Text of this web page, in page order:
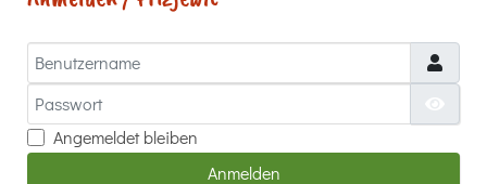
Benutzername
Passwort
Angemeldet bleiben
Anmelden